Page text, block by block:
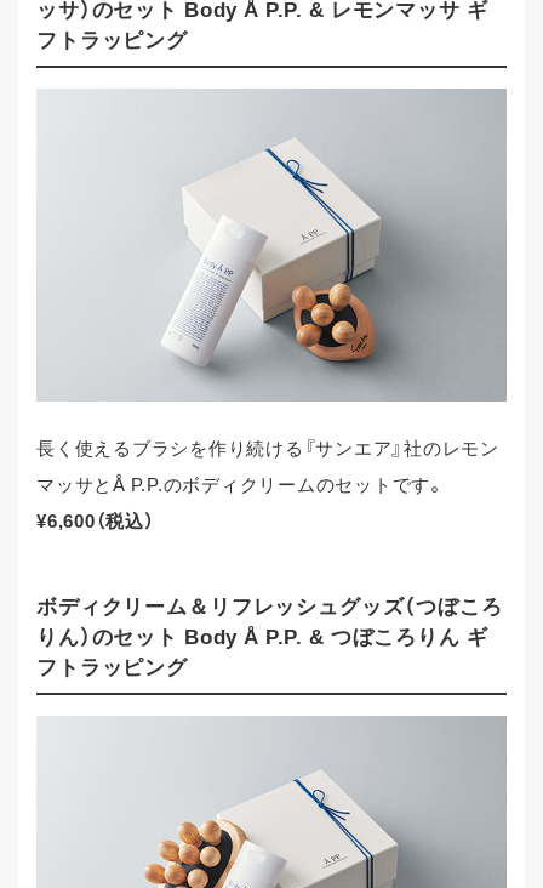
ッサ）のセット Body Å P.P. & レモンマッサ ギ
フトラッピング
長く使えるブラシを作り続ける『サンエア』社のレモン
マッサとÅ P.P.のボディクリームのセットです。
¥6,600（税込）
ボディクリーム＆リフレッシュグッズ（つぼころ
りん）のセット Body Å P.P. & つぼころりん ギ
フトラッピング